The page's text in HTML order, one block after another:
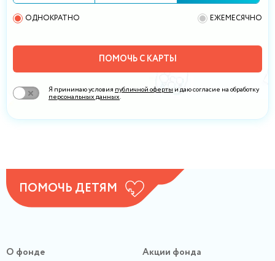
ОДНОКРАТНО ЕЖЕМЕСЯЧНО
ПОМОЧЬ С КАРТЫ
Я принимаю условия публичной оферты и даю согласие на обработку
персональных данных.
ПОМОЧЬ ДЕТЯМ
О фонде
Акции фонда